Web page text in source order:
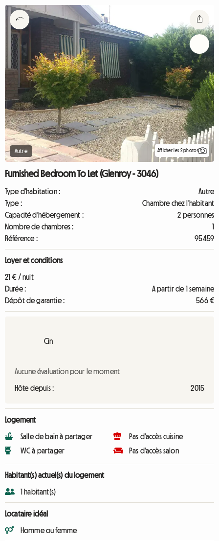
Autre Afficher les 2 photos
Furnished Bedroom To Let (Glenroy - 3046)
Type d'habitation :
Autre
Type :
Chambre chez l'habitant
Capacité d'hébergement :
2 personnes
Nombre de chambres :
1
Référence :
95459
Loyer et conditions
21 € / nuit
Durée :
A partir de 1 semaine
Dépôt de garantie :
566 €
Cin
Aucune évaluation pour le moment
Hôte depuis : 2015
Logement
Salle de bain à partager
WC à partager
Pas d'accès cuisine
Pas d'accès salon
Habitant(s) actuel(s) du logement
1 habitant(s)
Locataire idéal
Homme ou femme